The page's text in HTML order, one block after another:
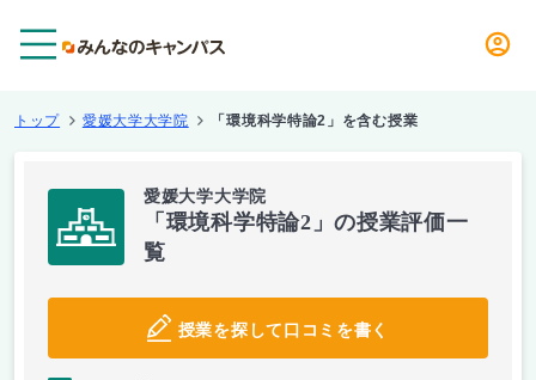
トップ 愛媛大学大学院 「環境科学特論2」を含む授業
愛媛大学大学院
「環境科学特論2」の授業評価一
覧
授業を探して口コミを書く